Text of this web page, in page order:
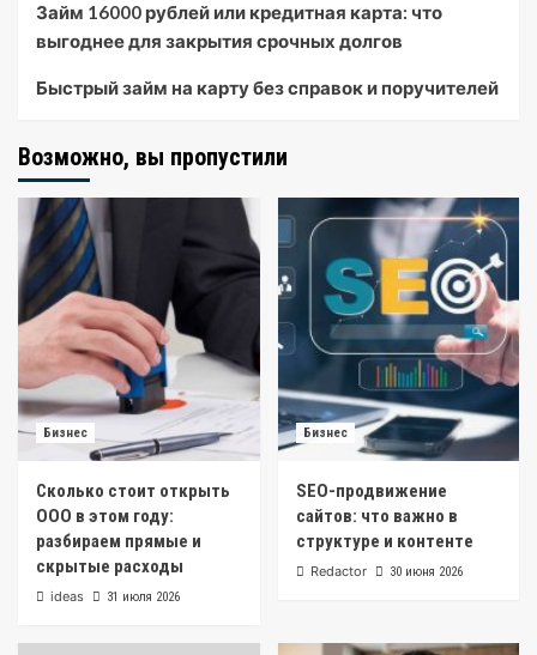
Займ 16000 рублей или кредитная карта: что
выгоднее для закрытия срочных долгов
Быстрый займ на карту без справок и поручителей
Возможно, вы пропустили
Бизнес
Сколько стоит открыть
ООО в этом году:
разбираем прямые и
скрытые расходы
ideas 31 июля 2026
Бизнес
SEO-продвижение
сайтов: что важно в
структуре и контенте
Redactor 30 июня 2026